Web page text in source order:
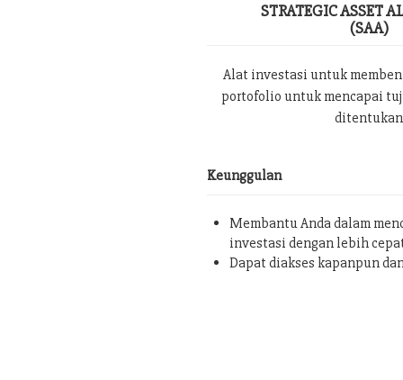
STRATEGIC ASSET
(SAA)
Alat investasi untuk
portofolio untuk mencapai
ditentukan
Keunggulan
Membantu Anda dalam
investasi dengan lebih
Dapat diakses kapanpun